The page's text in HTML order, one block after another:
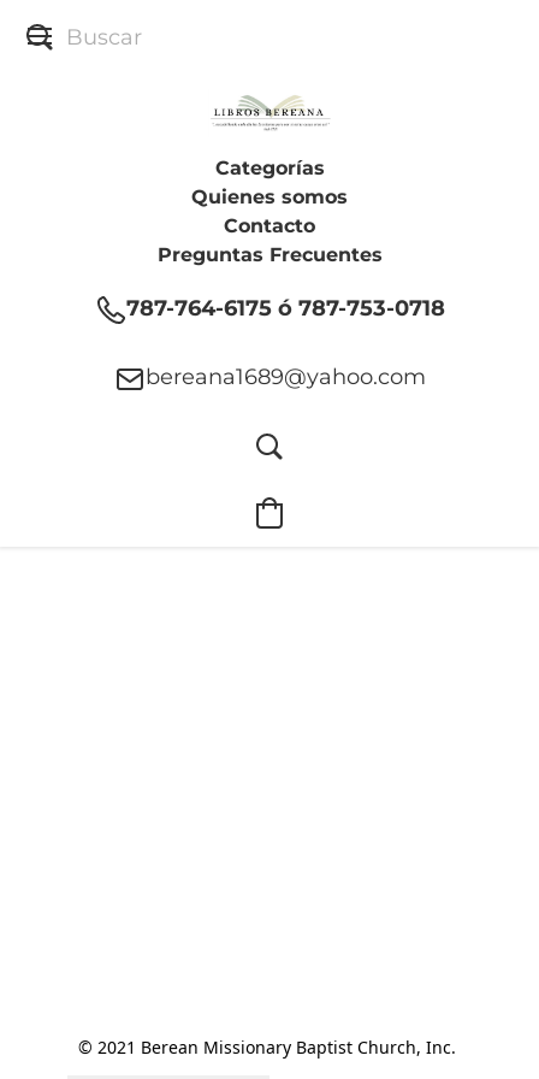
Categorías
Quienes somos
Contacto
Preguntas Frecuentes
787-764-6175 ó 787-753-0718
bereana1689@yahoo.com
© 2021 Berean Missionary Baptist Church, Inc.